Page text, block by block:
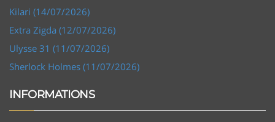
Kilari (14/07/2026)
Extra Zigda (12/07/2026)
Ulysse 31 (11/07/2026)
Sherlock Holmes (11/07/2026)
INFORMATIONS